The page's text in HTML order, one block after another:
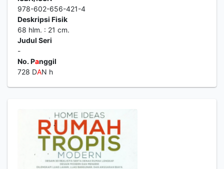
978-602-656-421-4
Deskripsi Fisik
68 hlm. : 21 cm.
Judul Seri
-
No. Panggil
728 DAN h